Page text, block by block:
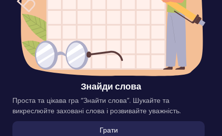
Знайди слова
Проста та цікава гра “Знайти слова”. Шукайте та
викреслюйте заховані слова і розвивайте уважність.
Грати